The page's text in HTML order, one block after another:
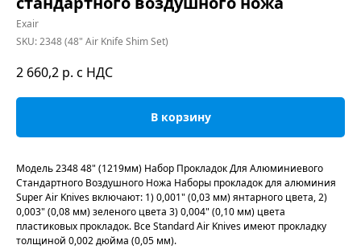
Exair
SKU:2348 (48" Air Knife Shim Set)
2 660,2 р. с НДС
В корзину
Модель 2348 48" (1219мм) Набор Прокладок Для Алюминиевого
Стандартного Воздушного Ножа Наборы прокладок для алюминия
Super Air Knives включают: 1) 0,001" (0,03 мм) янтарного цвета, 2)
0,003" (0,08 мм) зеленого цвета 3) 0,004" (0,10 мм) цвета
пластиковых прокладок. Все Standard Air Knives имеют прокладку
толщиной 0,002 дюйма (0,05 мм).